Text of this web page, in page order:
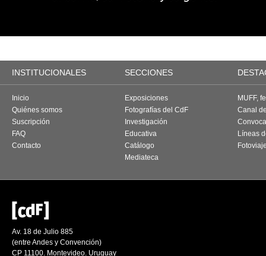
INSTITUCIONALES SECCIONES
Inicio
Quiénes somos
Suscripción
FAQ
Contacto
Exposiciones
Fotografías del CdF
Investigación
Educativa
Catálogo
Mediateca
MUFF,
Canal
Líneas
Av. 18 de Julio 885
(entre Andes y Convención)
CP 11100. Montevideo. Uruguay